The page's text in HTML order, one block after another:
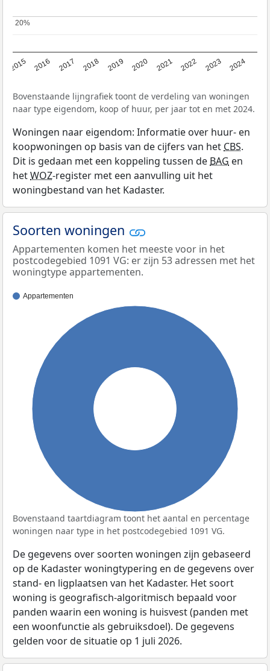
2015 2016 2017 2018 2019 2020 2021 2022 2023 2024
20%
20%
Bovenstaande lijngrafiek toont de verdeling van woningen
naar type eigendom, koop of huur, per jaar tot en met 2024.
Woningen naar eigendom: Informatie over huur- en
koopwoningen op basis van de cijfers van het CBS.
Dit is gedaan met een koppeling tussen de BAG en
hetWOZ-register met een aanvulling uit het
woningbestand van het Kadaster.
Soorten woningen
Appartementen komen het meeste voor in het
postcodegebied 1091 VG: er zijn 53 adressen met het
woningtype appartementen.
Appartementen
Bovenstaand taartdiagram toont het aantal en percentage
woningen naar type in het postcodegebied 1091 VG.
De gegevens over soorten woningen zijn gebaseerd
op de Kadaster woningtypering en de gegevens over
stand- en ligplaatsen van het Kadaster. Het soort
woning is geografisch-algoritmisch bepaald voor
panden waarin een woning is huisvest (panden met
een woonfunctie als gebruiksdoel). De gegevens
gelden voor de situatie op 1 juli 2026.